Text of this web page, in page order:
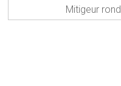
Mitigeur rond